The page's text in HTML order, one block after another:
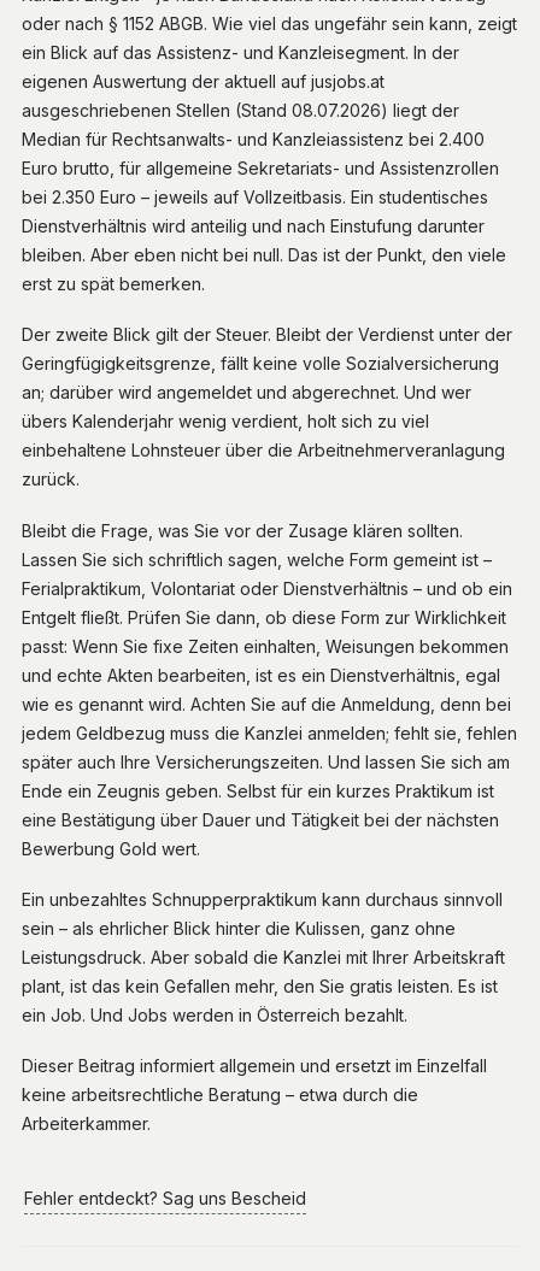
oder nach § 1152 ABGB. Wie viel das ungefähr sein kann, zeigt
ein Blick auf das Assistenz- und Kanzleisegment. In der
eigenen Auswertung der aktuell auf jusjobs.at
ausgeschriebenen Stellen (Stand 08.07.2026) liegt der
Median für Rechtsanwalts- und Kanzleiassistenz bei 2.400
Euro brutto, für allgemeine Sekretariats- und Assistenzrollen
bei 2.350 Euro – jeweils auf Vollzeitbasis. Ein studentisches
Dienstverhältnis wird anteilig und nach Einstufung darunter
bleiben. Aber eben nicht bei null. Das ist der Punkt, den viele
erst zu spät bemerken.
Der zweite Blick gilt der Steuer. Bleibt der Verdienst unter der
Geringfügigkeitsgrenze, fällt keine volle Sozialversicherung
an; darüber wird angemeldet und abgerechnet. Und wer
übers Kalenderjahr wenig verdient, holt sich zu viel
einbehaltene Lohnsteuer über die Arbeitnehmerveranlagung
zurück.
Bleibt die Frage, was Sie vor der Zusage klären sollten.
Lassen Sie sich schriftlich sagen, welche Form gemeint ist –
Ferialpraktikum, Volontariat oder Dienstverhältnis – und ob ein
Entgelt fließt. Prüfen Sie dann, ob diese Form zur Wirklichkeit
passt: Wenn Sie fixe Zeiten einhalten, Weisungen bekommen
und echte Akten bearbeiten, ist es ein Dienstverhältnis, egal
wie es genannt wird. Achten Sie auf die Anmeldung, denn bei
jedem Geldbezug muss die Kanzlei anmelden; fehlt sie, fehlen
später auch Ihre Versicherungszeiten. Und lassen Sie sich am
Ende ein Zeugnis geben. Selbst für ein kurzes Praktikum ist
eine Bestätigung über Dauer und Tätigkeit bei der nächsten
Bewerbung Gold wert.
Ein unbezahltes Schnupperpraktikum kann durchaus sinnvoll
sein – als ehrlicher Blick hinter die Kulissen, ganz ohne
Leistungsdruck. Aber sobald die Kanzlei mit Ihrer Arbeitskraft
plant, ist das kein Gefallen mehr, den Sie gratis leisten. Es ist
ein Job. Und Jobs werden in Österreich bezahlt.
Dieser Beitrag informiert allgemein und ersetzt im Einzelfall
keine arbeitsrechtliche Beratung – etwa durch die
Arbeiterkammer.
Fehler entdeckt? Sag uns Bescheid